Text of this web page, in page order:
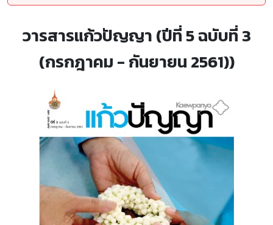
วารสารแก้วปัญญา (ปีที่ 5 ฉบับที่ 3
(กรกฎาคม - กันยายน 2561))